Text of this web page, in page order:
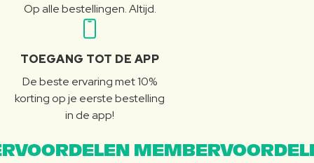
Op alle bestellingen. Altijd.
TOEGANG TOT DE APP
De beste ervaring met 10%
korting op je eerste bestelling
in de app!